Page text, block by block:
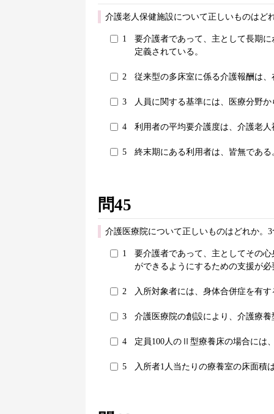
介護老人保健施設について正しいものはど
1
要介護者であって、主として長期
定義されている。
2 従来型の多床室に係る介護報酬は
3 人員に関する基準には、医療分野
4 利用者の平均要介護度は、介護老
5 終末期にある利用者は、皆無である
問45
介護医療院について正しいものはどれか。
1
要介護者であって、主としてその
ができるようにするための支援が
2 入所対象者には、身体合併症を有
3 介護医療院の創設により、介護療
4 定員100人のⅡ型療養床の場合には
5 入所者1人当たりの療養室の床面積